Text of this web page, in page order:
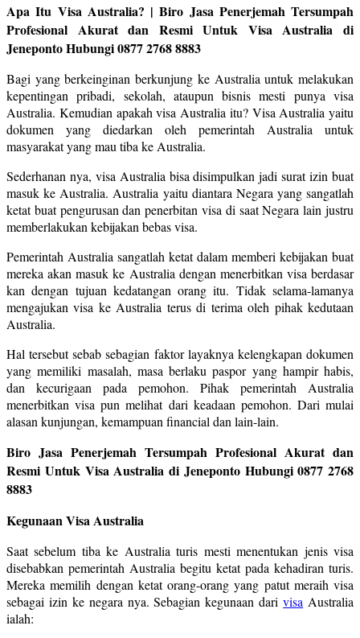
Apa Itu Visa Australia? | Biro Jasa Penerjemah Tersumpah
Profesional Akurat dan Resmi Untuk Visa Australia di
Jeneponto Hubungi 0877 2768 8883
Bagi yang berkeinginan berkunjung ke Australia untuk melakukan
kepentingan pribadi, sekolah, ataupun bisnis mesti punya visa
Australia. Kemudian apakah visa Australia itu? Visa Australia yaitu
dokumen yang diedarkan oleh pemerintah Australia untuk
masyarakat yang mau tiba ke Australia.
Sederhanan nya, visa Australia bisa disimpulkan jadi surat izin buat
masuk ke Australia. Australia yaitu diantara Negara yang sangatlah
ketat buat pengurusan dan penerbitan visa di saat Negara lain justru
memberlakukan kebijakan bebas visa.
Pemerintah Australia sangatlah ketat dalam memberi kebijakan buat
mereka akan masuk ke Australia dengan menerbitkan visa berdasar
kan dengan tujuan kedatangan orang itu. Tidak selama-lamanya
mengajukan visa ke Australia terus di terima oleh pihak kedutaan
Australia.
Hal tersebut sebab sebagian faktor layaknya kelengkapan dokumen
yang memiliki masalah, masa berlaku paspor yang hampir habis,
dan kecurigaan pada pemohon. Pihak pemerintah Australia
menerbitkan visa pun melihat dari keadaan pemohon. Dari mulai
alasan kunjungan, kemampuan financial dan lain-lain.
Biro Jasa Penerjemah Tersumpah Profesional Akurat dan
Resmi Untuk Visa Australia di Jeneponto Hubungi 0877 2768
8883
Kegunaan Visa Australia
Saat sebelum tiba ke Australia turis mesti menentukan jenis visa
disebabkan pemerintah Australia begitu ketat pada kehadiran turis.
Mereka memilih dengan ketat orang-orang yang patut meraih visa
sebagai izin ke negara nya. Sebagian kegunaan darivisa Australia
ialah: